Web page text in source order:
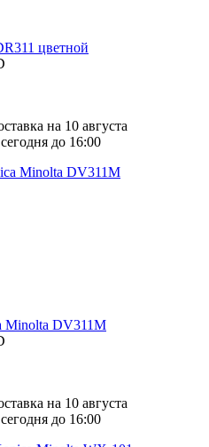
цветной
на 10 августа
до 16:00
Minolta DV311M
на 10 августа
до 16:00